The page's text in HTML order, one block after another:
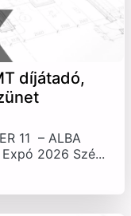
díjátadó,
11 – ALBA
2026 Szé...